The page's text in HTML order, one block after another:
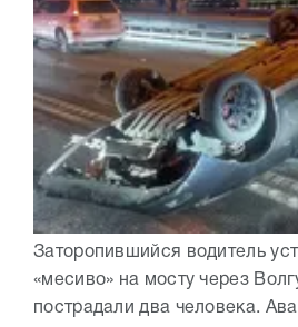
Заторопившийся водитель
«месиво» на мосту через
пострадали два человека.